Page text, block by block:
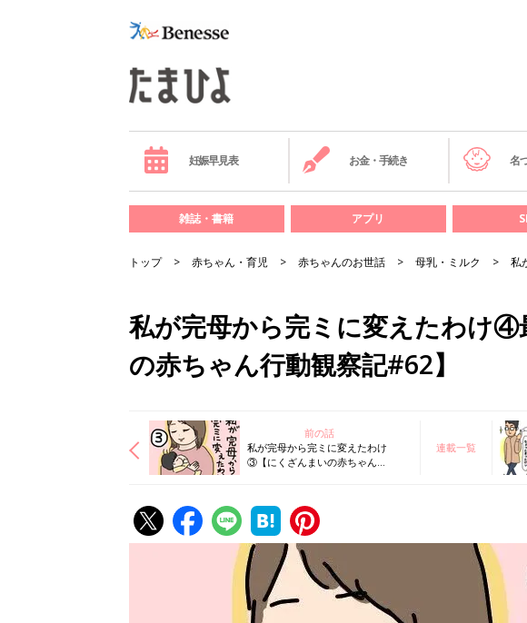
妊娠早見表 お金・手続き 名
雑誌・書籍 アプリ
トップ 赤ちゃん・育児 赤ちゃんのお世話 母乳・ミルク 私
私が完母から完ミに変えたわけ④
の赤ちゃん行動観察記#62】
前の話
私が完母から完ミに変えたわけ
③【にくざんまいの赤ちゃん行
連載一覧